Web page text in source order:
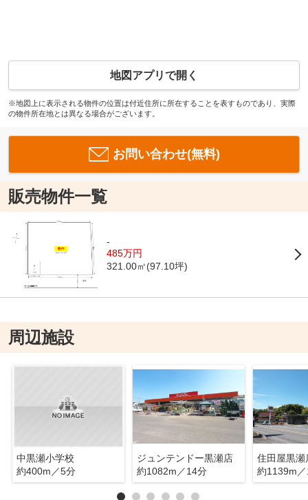
地図アプリで開く
※地図上に表示される物件の位置は付近住所に所在することを表すものであり、実際
の物件所在地とは異なる場合がございます。
お問い合わせ(無料)
販売物件一覧
-
485万円
321.00㎡(97.10坪)
周辺施設
中黒瀬小学校
約400m／5分
ジュンテンドー黒瀬店
約1082m／14分
住田屋黒瀬
約1139m